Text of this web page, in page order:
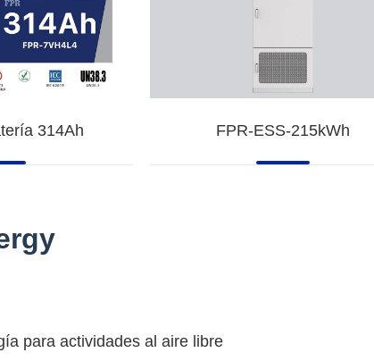
314Ah FPR-ESS-215kWh
para actividades al aire libre